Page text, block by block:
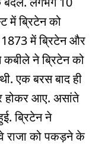
में ब्रिटेन को
1873 में ब्रिटेन और
ने ब्रिटेन को
एक बरस बाद ही
होकर आए. असांते
ब्रिटेन ने
राजा को पकड़ने के